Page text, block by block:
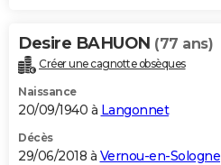
Desire BAHUON (77 ans)
Créer une cagnotte obsèques
Naissance
20/09/1940 à Langonnet
Décès
29/06/2018 à Vernou-en-Sologne